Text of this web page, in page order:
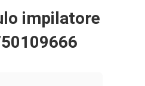
impilatore